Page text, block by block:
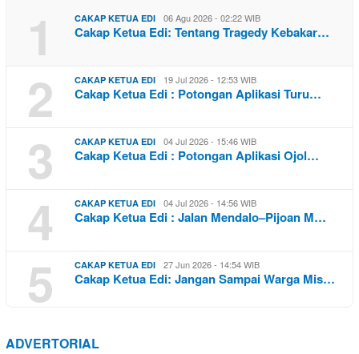
1 CAKAP KETUA EDI 06 Agu 2026 - 02:22 WIB
Cakap Ketua Edi: Tentang Tragedy Kebakar…
2 CAKAP KETUA EDI 19 Jul 2026 - 12:53 WIB
Cakap Ketua Edi : Potongan Aplikasi Turu…
3 CAKAP KETUA EDI 04 Jul 2026 - 15:46 WIB
Cakap Ketua Edi : Potongan Aplikasi Ojol…
4 CAKAP KETUA EDI 04 Jul 2026 - 14:56 WIB
Cakap Ketua Edi : Jalan Mendalo–Pijoan M…
5 CAKAP KETUA EDI 27 Jun 2026 - 14:54 WIB
Cakap Ketua Edi: Jangan Sampai Warga Mis…
ADVERTORIAL